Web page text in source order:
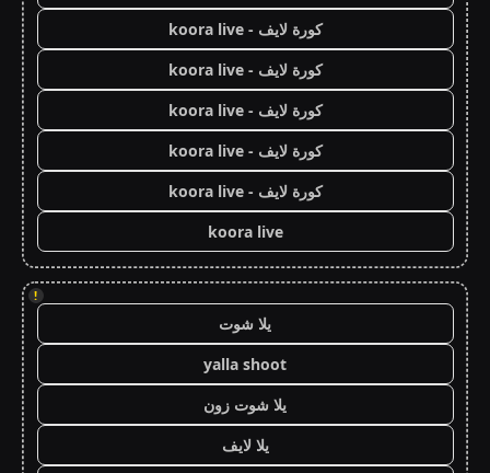
كورة لايف - koora live
كورة لايف - koora live
كورة لايف - koora live
كورة لايف - koora live
كورة لايف - koora live
koora live
!
يلا شوت
yalla shoot
يلا شوت زون
يلا لايف